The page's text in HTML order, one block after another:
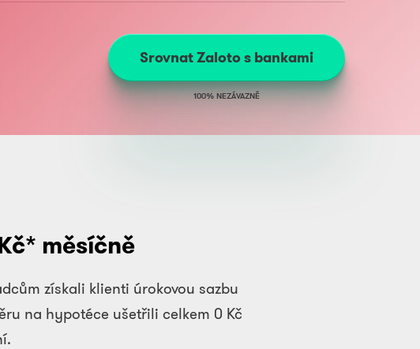
Srovnat Zaloto s bankami
100% NEZÁVAZNĚ
měsíčně
získali klienti úrokovou sazbu
na hypotéce ušetřili celkem 0 Kč